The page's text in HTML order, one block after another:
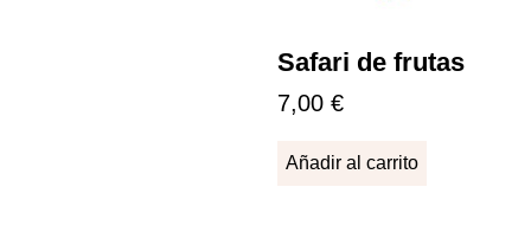
Safari de frutas
7,00 €
Añadir al carrito